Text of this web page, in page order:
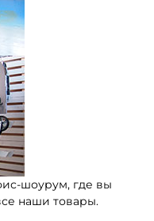
шоурум, где вы
наши товары.